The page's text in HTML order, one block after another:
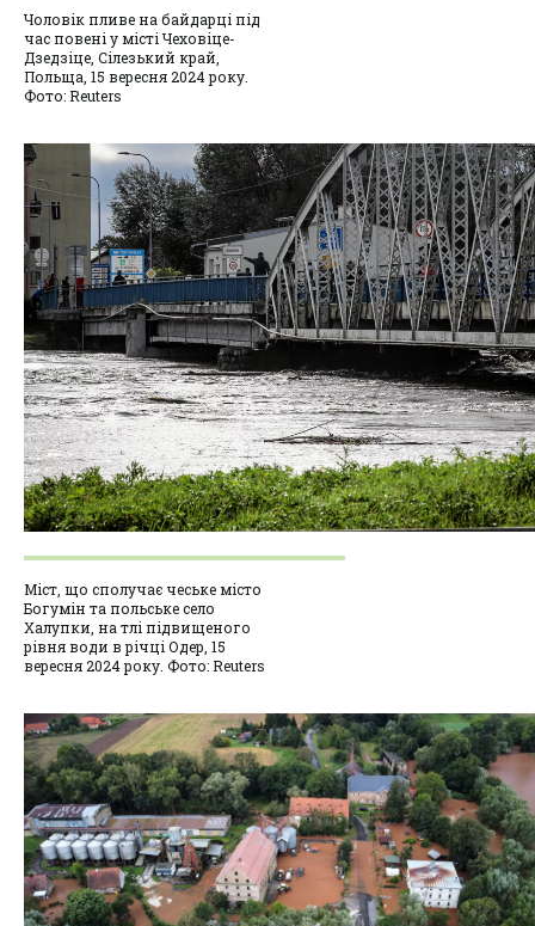
Чоловік пливе на байдарці під
час повені у місті Чеховіце-
Дзедзіце, Сілезький край,
Польща, 15 вересня 2024 року.
Фото: Reuters
Міст, що сполучає чеське місто
Богумін та польське село
Халупки, на тлі підвищеного
рівня води в річці Одер, 15
вересня 2024 року. Фото: Reuters